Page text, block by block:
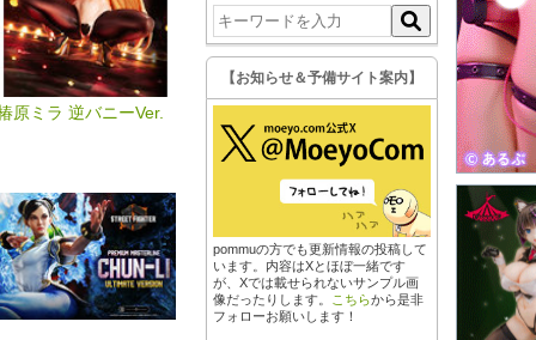
原ミラ 逆バニーVer.
【お知らせ＆予備サイト案内】
pommuの方でも更新情報の投稿して
います。内容はXとほぼ一緒です
が、Xでは載せられないサンプル画
像だったりします。
こちらから是非
フォローお願いします！